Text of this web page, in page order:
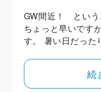
GW間近！ という
ちょっと早いです
す。 暑い日だっ
続